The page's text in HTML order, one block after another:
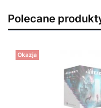
Polecane
Okazja